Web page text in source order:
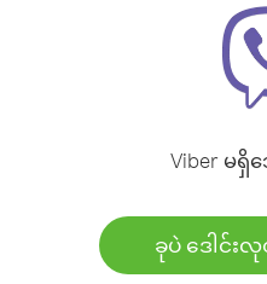
Viber မရှိ
ခုပဲ ဒေါင်